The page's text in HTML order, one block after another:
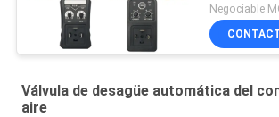
Negociable
Válvula de desagüe automática del
aire